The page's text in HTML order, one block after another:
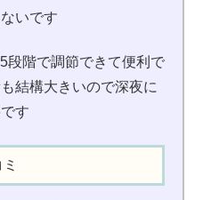
いです
段階で調節できて便利で
結構大きいので深夜に
す